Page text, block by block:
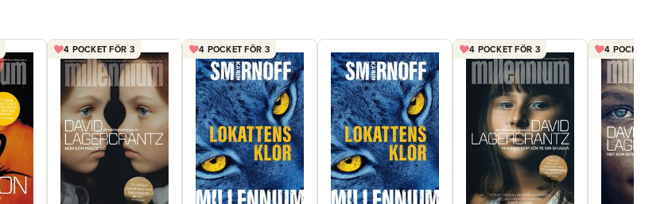
4 POCKET FÖR 3 4 POCKET FÖR 3 4 POCKET FÖR 3 4 POCKET FÖR